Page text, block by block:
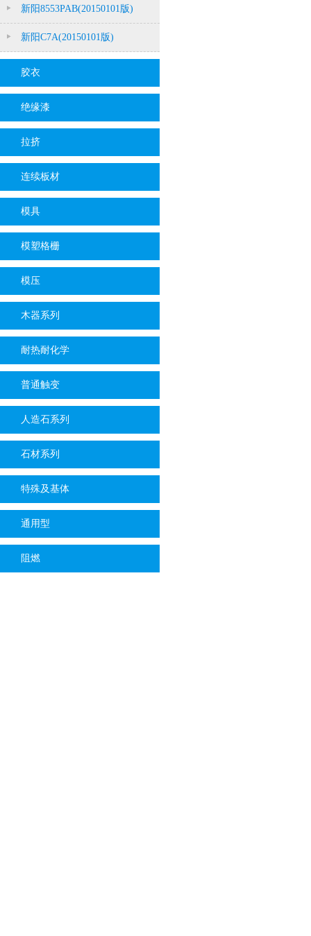
新阳8553PAB(20150101版)
新阳C7A(20150101版)
胶衣
绝缘漆
拉挤
连续板材
模具
模塑格栅
模压
木器系列
耐热耐化学
普通触变
人造石系列
石材系列
特殊及基体
通用型
阻燃